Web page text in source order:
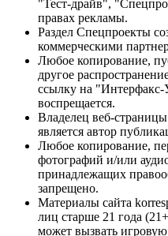
"Тест-драйв",
правах рекламы.
Раздел Спецпроекты
коммерческими
Любое копирование,
другое
ссылку на "Интерфакс-
воспрещается.
Владелец веб-
является автор
Любое копирование,
фотографий и/или
принадлежащих
запрещено.
Материалы сайта
лиц старше 21 года
может вызвать